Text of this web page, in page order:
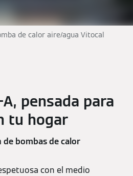
de calor aire/agua Vitocal
pensada para
tu hogar
de bombas de calor
con el medio